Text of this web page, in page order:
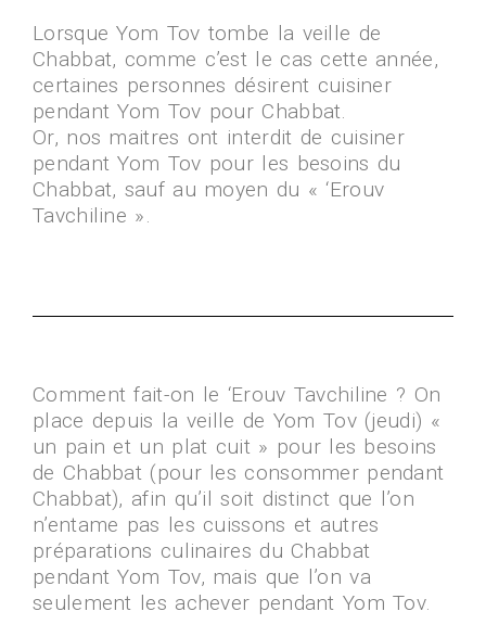
Lorsque Yom Tov tombe la veille de
Chabbat, comme c’est le cas cette année,
certaines personnes désirent cuisiner
pendant Yom Tov pour Chabbat.
Or, nos maitres ont interdit de cuisiner
pendant Yom Tov pour les besoins du
Chabbat, sauf au moyen du « ‘Erouv
Tavchiline ».
Comment fait-on le ‘Erouv Tavchiline ? On
place depuis la veille de Yom Tov (jeudi) «
un pain et un plat cuit » pour les besoins
de Chabbat (pour les consommer pendant
Chabbat), afin qu’il soit distinct que l’on
n’entame pas les cuissons et autres
préparations culinaires du Chabbat
pendant Yom Tov, mais que l’on va
seulement les achever pendant Yom Tov.